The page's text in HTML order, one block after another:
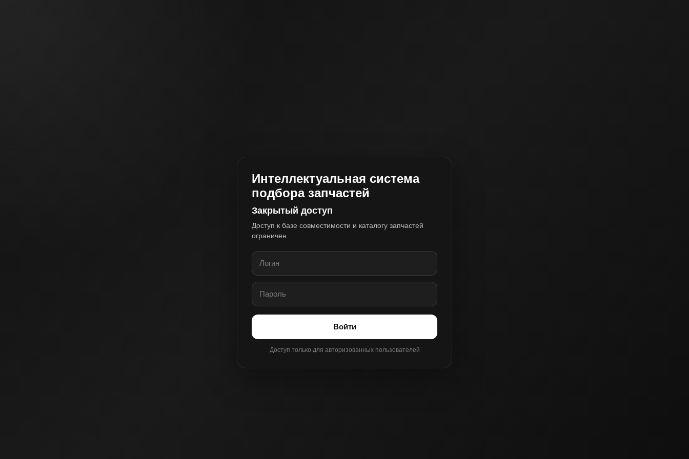
Интеллектуальная система
подбора запчастей
Закрытый доступ
Доступ к базе совместимости и каталогу запчастей
ограничен.
Войти
Доступ только для авторизованных пользователей